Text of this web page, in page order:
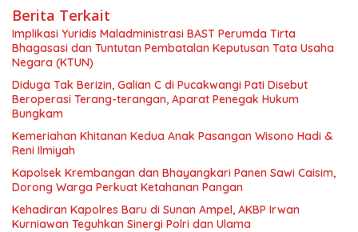
Berita Terkait
Implikasi Yuridis Maladministrasi BAST Perumda Tirta
Bhagasasi dan Tuntutan Pembatalan Keputusan Tata Usaha
Negara (KTUN)
Diduga Tak Berizin, Galian C di Pucakwangi Pati Disebut
Beroperasi Terang-terangan, Aparat Penegak Hukum
Bungkam
Kemeriahan Khitanan Kedua Anak Pasangan Wisono Hadi &
Reni Ilmiyah
Kapolsek Krembangan dan Bhayangkari Panen Sawi Caisim,
Dorong Warga Perkuat Ketahanan Pangan
Kehadiran Kapolres Baru di Sunan Ampel, AKBP Irwan
Kurniawan Teguhkan Sinergi Polri dan Ulama